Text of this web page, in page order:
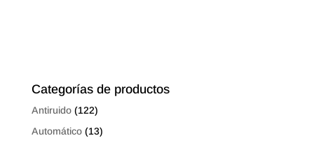
hasta
Categorías de productos
Antiruido (122)
Automático (13)